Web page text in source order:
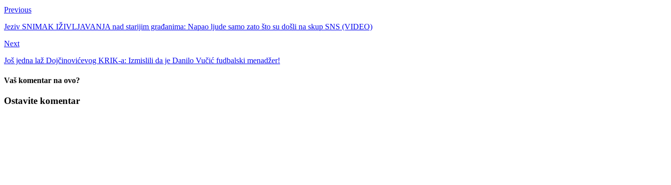
Previous
Jeziv SNIMAK IŽIVLJAVANJA nad starijim građanima: Napao ljude samo zato što su došli na skup SNS (VIDEO)
Next
Još jedna laž Dojčinovićevog KRIK-a: Izmislili da je Danilo Vučić fudbalski menadžer!
Vaš komentar na ovo?
Ostavite komentar